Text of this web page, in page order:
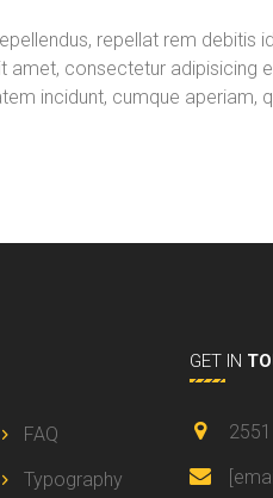
repellat rem debitis
consectetur adipisicing
incidunt, cumque aperiam,
FAQ
Typography
GET IN